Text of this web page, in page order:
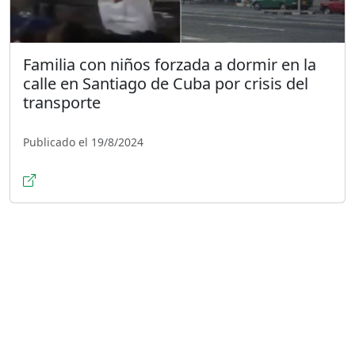
Familia con niños forzada a dormir en la
calle en Santiago de Cuba por crisis del
transporte
Publicado el 19/8/2024